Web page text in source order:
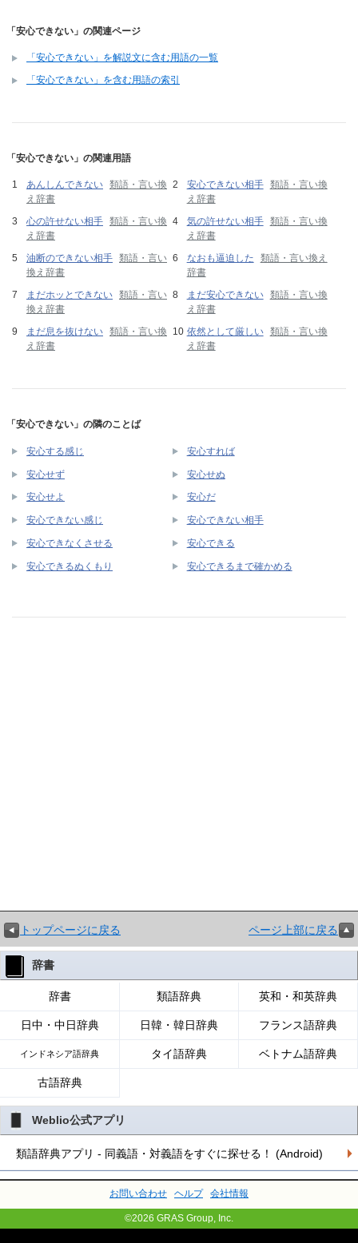
「安心できない」の関連ページ
「安心できない」を解説文に含む用語の一覧
「安心できない」を含む用語の索引
「安心できない」の関連用語
あんしんできない 類語・言い換
え辞書
安心できない相手 類語・言い換
え辞書
心の許せない相手 類語・言い換
え辞書
気の許せない相手 類語・言い換
え辞書
油断のできない相手 類語・言い
換え辞書
なおも逼迫した
類語・言い換え
辞書
まだホッとできない 類語・言い
換え辞書
まだ安心できない 類語・言い換
え辞書
まだ息を抜けない 類語・言い換
え辞書
依然として厳しい 類語・言い換
え辞書
「安心できない」の隣のことば
安心する感じ 安心すれば
安心せず 安心せぬ
安心せよ 安心だ
安心できない感じ 安心できない相手
安心できなくさせる 安心できる
安心できるぬくもり 安心できるまで確かめる
トップページに戻る ページ上部に戻る
辞書
辞書 類語辞典 英和・和英辞典
日中・中日辞典 日韓・韓日辞典 フランス語辞典
インドネシア語辞典 タイ語辞典 ベトナム語辞典
古語辞典
Weblio公式アプリ
類語辞典アプリ - 同義語・対義語をすぐに探せる！ (Android)
お問い合わせ ヘルプ 会社情報
©2026 GRAS Group, Inc.